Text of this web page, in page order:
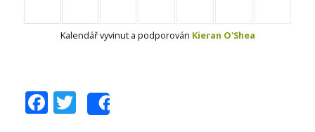
Kalendář vyvinut a podporován Kieran O'Shea
Facebook
Twitter